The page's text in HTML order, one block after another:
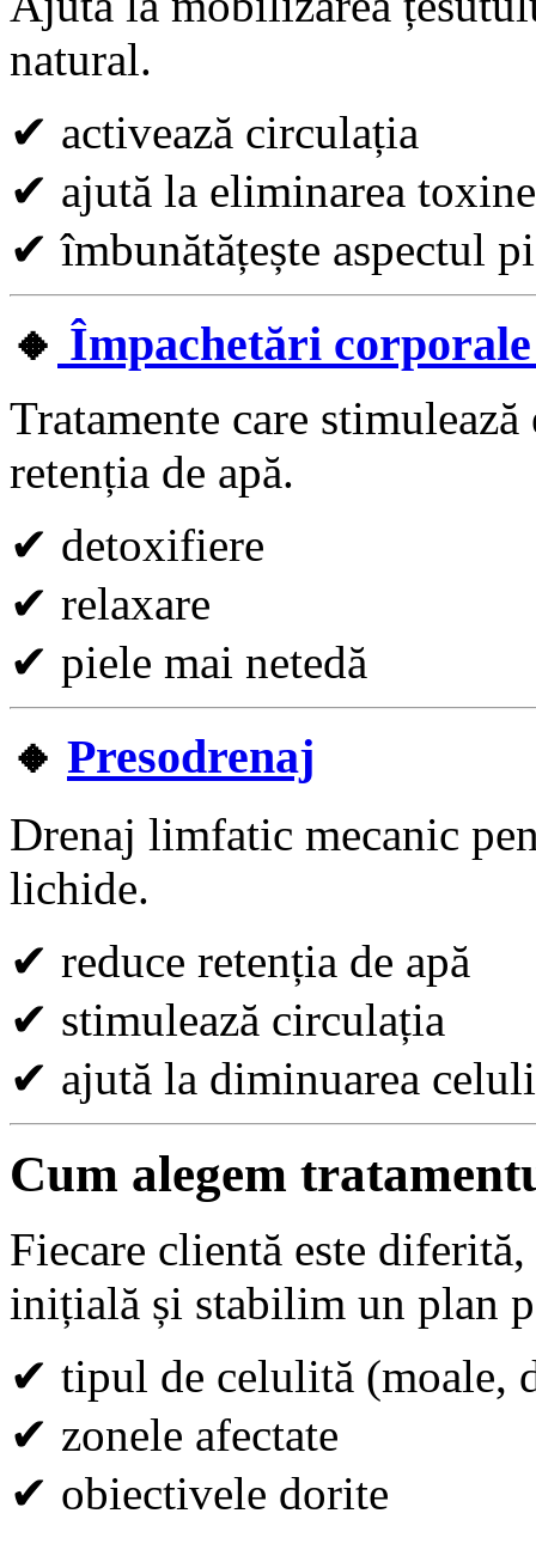
natural.
✔ activează circulația
✔ ajută la eliminarea
✔ îmbunătățește aspectul
🔸 Împachetări
Tratamente care
retenția de apă.
✔ detoxifiere
✔ relaxare
✔ piele mai netedă
🔸 Presodrenaj
Drenaj limfatic mecanic
lichide.
✔ reduce retenția de apă
✔ stimulează circulația
✔ ajută la diminuarea
Cum alegem
Fiecare clientă este
inițială și stabilim un plan
✔ tipul de celulită (moale,
✔ zonele afectate
✔ obiectivele dorite